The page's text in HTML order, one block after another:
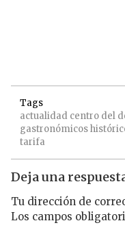
Tags
actualidad centro del
gastronómicos
tarifa
Deja una
Tu dirección de
Los campos